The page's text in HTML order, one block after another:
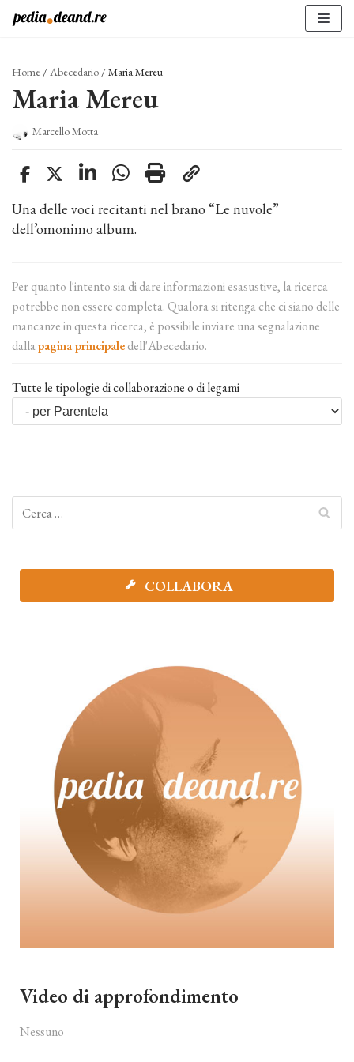
Vai
Home / Abecedario / Maria Mereu
Maria Mereu
Marcello Motta
Una delle voci recitanti nel brano “Le nuvole”
dell’omonimo album.
Per quanto l'intento sia di dare informazioni esasustive, la ricerca
potrebbe non essere completa. Qualora si ritenga che ci siano delle
mancanze in questa ricerca, è possibile inviare una segnalazione
dallapagina principaledell'Abecedario.
Tutte le tipologie di collaborazione o di legami
COLLABORA
Video di approfondimento
Nessuno